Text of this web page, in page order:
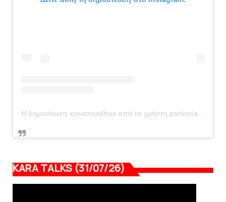
Η δημοσίευση κοινοποιήθηκε από το χρήστη panionianea.gr (@panionianea.gr)
KARA TALKS (31/07/26)